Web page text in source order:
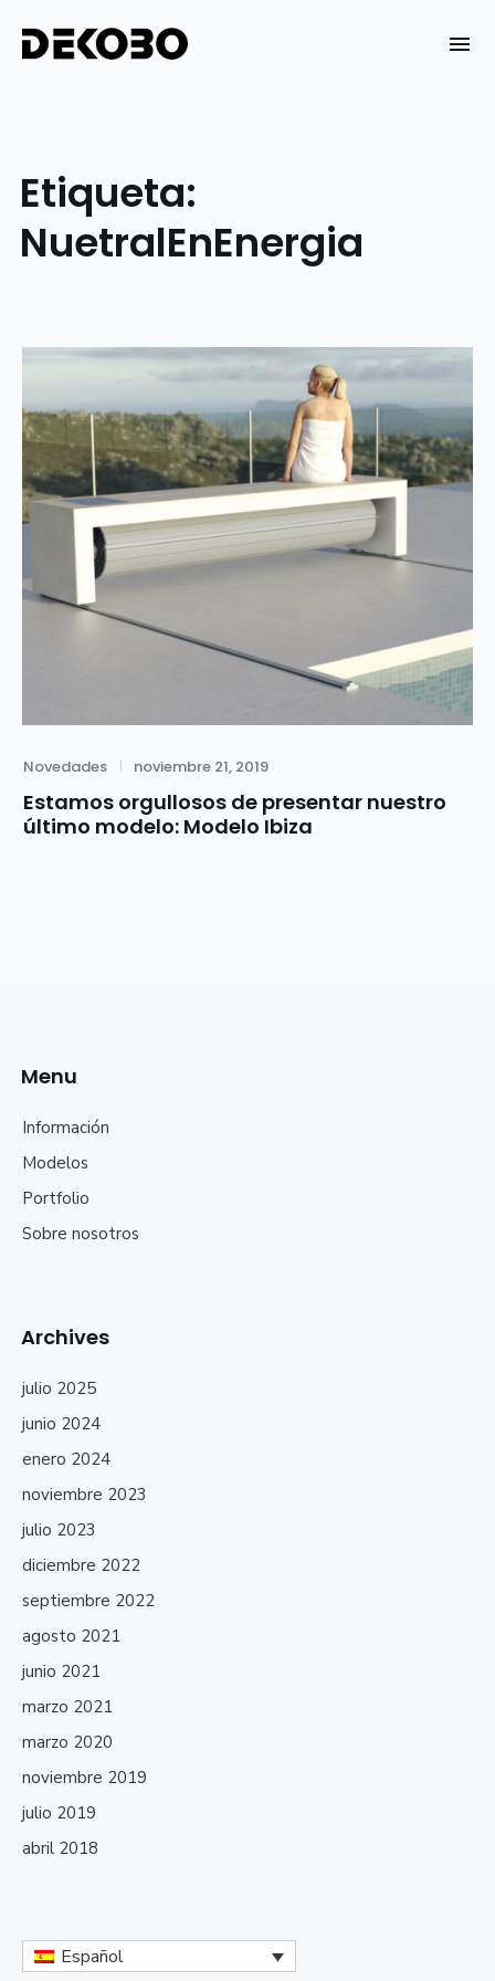
content
DEKOBO
Etiqueta:
NuetralEnEnergia
Category
Novedades
Posted
noviembre 21, 2019
Estamos orgullosos de presentar nuestro
último modelo: Modelo Ibiza
Menu
Información
Modelos
Portfolio
Sobre nosotros
Archives
julio 2025
junio 2024
enero 2024
noviembre 2023
julio 2023
diciembre 2022
septiembre 2022
agosto 2021
junio 2021
marzo 2021
marzo 2020
noviembre 2019
julio 2019
abril 2018
Español